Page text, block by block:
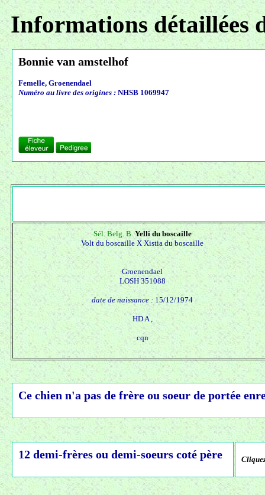
Informations détaillées
Bonnie van amstelhof
Femelle, Groenendael
Numéro au livre des origines : NHSB 1069947
Sél. Belg. B.Yelli du boscaille
Volt du boscaille XXistia du boscaille
Groenendael
LOSH 351088
date de naissance : 15/12/1974
HD A ,
cqn
Ce chien n'a pas de frère ou soeur de portée
12 demi-frères ou demi-soeurs coté père